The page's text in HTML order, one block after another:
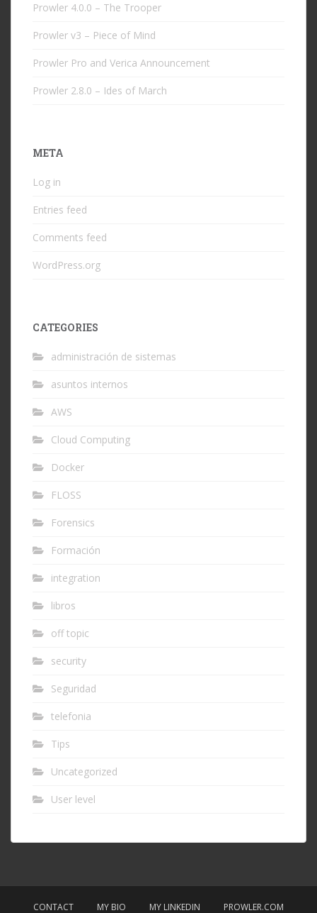
Prowler 4.0.0 – The Trooper
Prowler v3 – Piece of Mind
Prowler Pro and Verica Announcement
Prowler 2.8.0 – Ides of March
META
Log in
Entries feed
Comments feed
WordPress.org
CATEGORIES
administración de sistemas
asuntos internos
AWS
Cloud Computing
Docker
FLOSS
Forensics
Formación
integration
libros
off topic
security
Seguridad
telefonia
Tips
Uncategorized
User level
CONTACT MY BIO MY LINKEDIN PROWLER.COM